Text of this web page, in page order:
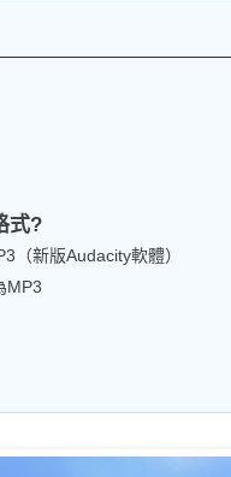
式?
（新版Audacity軟體）
MP3